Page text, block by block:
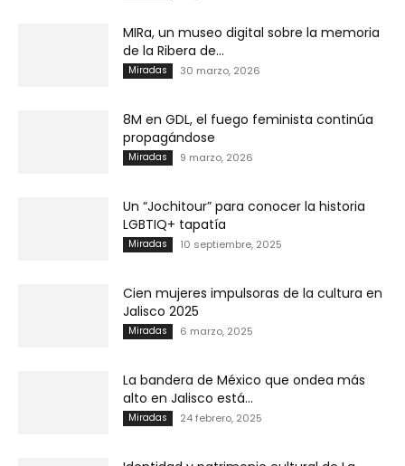
MIRa, un museo digital sobre la memoria
de la Ribera de...
Miradas 30 marzo, 2026
8M en GDL, el fuego feminista continúa
propagándose
Miradas 9 marzo, 2026
Un “Jochitour” para conocer la historia
LGBTIQ+ tapatía
Miradas 10 septiembre, 2025
Cien mujeres impulsoras de la cultura en
Jalisco 2025
Miradas 6 marzo, 2025
La bandera de México que ondea más
alto en Jalisco está...
Miradas 24 febrero, 2025